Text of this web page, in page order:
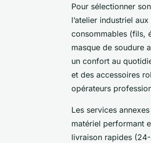
Pour sélectionner
l’atelier industriel
consommables (fils,
masque de soudure
un confort au
et des accessoires
opérateurs
Les services
matériel performant
livraison rapides